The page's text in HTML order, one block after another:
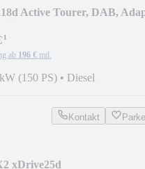
Active Tourer, DAB,
¹
ab 196 € mtl.
(150 PS) • Diesel
Kontakt
xDrive25d